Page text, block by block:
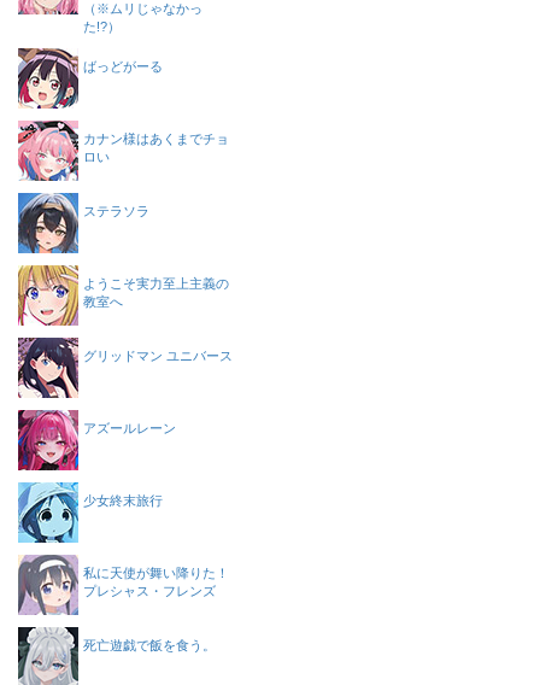
（※ムリじゃなかっ
た!?）
ばっどがーる
カナン様はあくまでチョ
ロい
ステラソラ
ようこそ実力至上主義の
教室へ
グリッドマン ユニバース
アズールレーン
少女終末旅行
私に天使が舞い降りた！
プレシャス・フレンズ
死亡遊戯で飯を食う。